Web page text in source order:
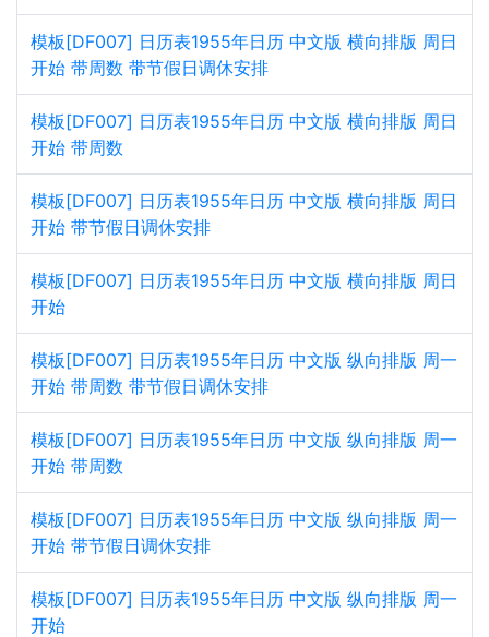
模板[DF007] 日历表1955年日历 中文版 横向排版 周日
开始 带周数 带节假日调休安排
模板[DF007] 日历表1955年日历 中文版 横向排版 周日
开始 带周数
模板[DF007] 日历表1955年日历 中文版 横向排版 周日
开始 带节假日调休安排
模板[DF007] 日历表1955年日历 中文版 横向排版 周日
开始
模板[DF007] 日历表1955年日历 中文版 纵向排版 周一
开始 带周数 带节假日调休安排
模板[DF007] 日历表1955年日历 中文版 纵向排版 周一
开始 带周数
模板[DF007] 日历表1955年日历 中文版 纵向排版 周一
开始 带节假日调休安排
模板[DF007] 日历表1955年日历 中文版 纵向排版 周一
开始